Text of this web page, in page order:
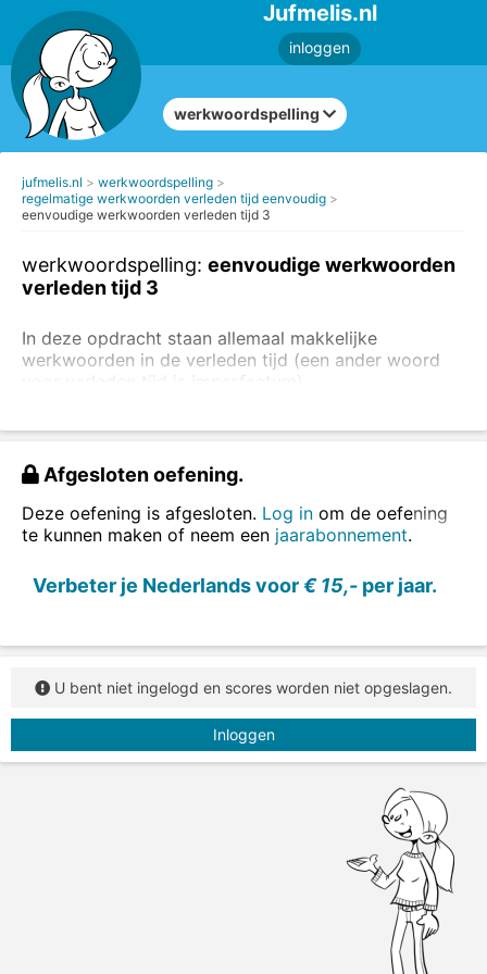
Jufmelis.nl
inloggen
werkwoordspelling
jufmelis.nl
werkwoordspelling
regelmatige werkwoorden verleden tijd eenvoudig
eenvoudige werkwoorden verleden tijd 3
werkwoordspelling: eenvoudige werkwoorden
verleden tijd 3
In deze opdracht staan allemaal makkelijke
werkwoorden in de verleden tijd (een ander woord
voor verleden tijd is imperfectum).
rennen - wij renden
Vul de verleden tijd van het werkwoord in.
Afgesloten oefening.
Deze oefening is afgesloten. Log in om de oefening
te kunnen maken of neem een jaarabonnement.
Verbeter je Nederlands voor€ 15,- per jaar.
U bent niet ingelogd en scores worden niet opgeslagen.
Inloggen